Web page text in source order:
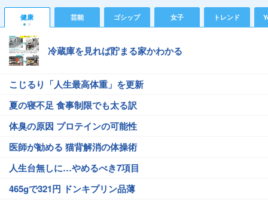
健康 芸能 ゴシップ 女子 トレンド
冷蔵庫を見れば貯まる家かわかる
こじるり「人生最高体重」を更新
夏の寝不足 食事制限でも太る訳
体臭の原因 プロテインの可能性
医師が勧める 猫背解消の体操術
人生台無しに…やめるべき7項目
465gで321円 ドンキプリン品薄